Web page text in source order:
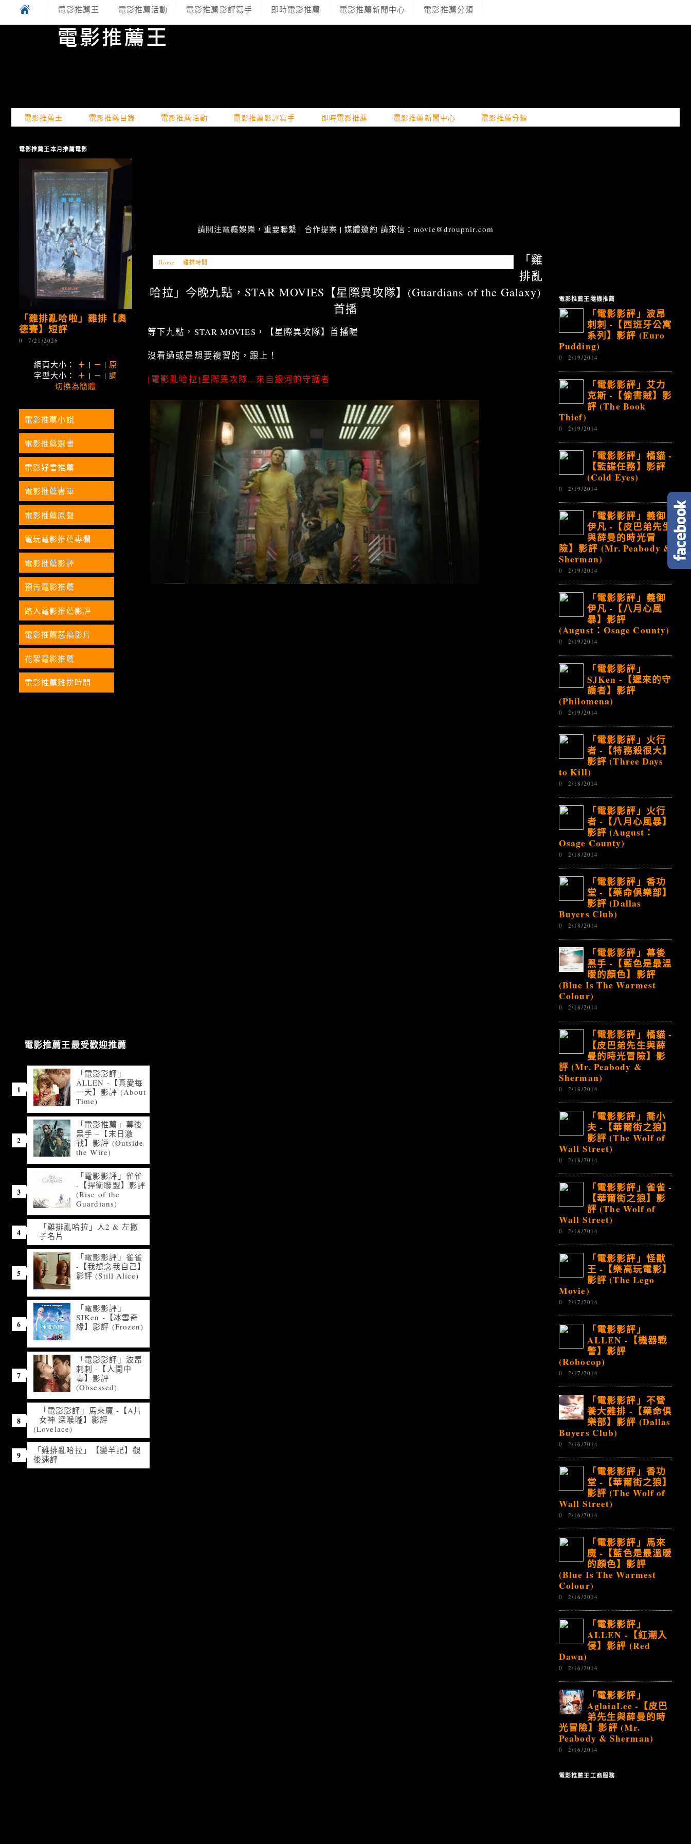
電影推薦王 電影推薦活動 電影推薦影評寫手 即時電影推薦 電影推薦新聞中心 電影推薦分類
電影推薦王 電影推薦目錄 電影推薦活動 電影推薦影評寫手 即時電影推薦 電影推薦新聞中心 電影推薦分類
請關注電癮娛樂，重要聯繫 | 合作提案 | 媒體邀約 請來信：movie@droupnir.com
Home 雞排時間
「雞
排亂
哈拉」今晚九點，STAR MOVIES【星際異攻隊】(Guardians of the Galaxy)
首播
等下九點，STAR MOVIES，【星際異攻隊】首播喔
沒看過或是想要複習的，跟上！
[電影亂哈拉]星際異攻隊...來自銀河的守護者
電影推薦王本月推薦電影
「雞排亂哈啦」雞排【奧
德賽】短評
0 7/21/2026
網頁大小： ＋ | － | 原
字型大小： ＋ | － |調
切換為簡體
電影推薦小說
電影推薦選書
電影好書推薦
電影推薦書單
電影推薦原聲
電玩電影推薦專欄
電影推薦影評
預告電影推薦
路人電影推薦影評
電影推薦惡搞影片
花絮電影推薦
電影推薦雞排時間
電影推薦王最受歡迎推薦
「電影影評」
ALLEN -【真愛每
一天】影評 (About
Time)
「電影推薦」幕後
黑手 –【末日激
戰】影評 (Outside
the Wire)
「電影影評」雀雀
-【捍衛聯盟】影評
(Rise of the
Guardians)
「雞排亂哈拉」人2 & 左撇
子名片
「電影影評」雀雀
-【我想念我自己】
影評 (Still Alice)
「電影影評」
SJKen -【冰雪奇
緣】影評 (Frozen)
「電影影評」波昂
刺刺 -【人間中
毒】影評
(Obsessed)
「電影影評」馬來魔 -【A片
女神 深喉嚨】影評
(Lovelace)
「雞排亂哈拉」【變羊記】觀
後速評
電影推薦王隨機推薦
「電影影評」波昂
刺刺 -【西班牙公寓
系列】影評 (Euro
Pudding)
0 2/19/2014
「電影影評」艾力
克斯 -【偷書賊】影
評 (The Book
Thief)
0 2/19/2014
「電影影評」橘貓 -
【監諜任務】影評
(Cold Eyes)
0 2/19/2014
「電影影評」義御
伊凡 -【皮巴弟先生
與薛曼的時光冒
險】影評 (Mr. Peabody &
Sherman)
0 2/19/2014
「電影影評」義御
伊凡 -【八月心風
暴】影評
(August：Osage County)
0 2/19/2014
「電影影評」
SJKen -【遲來的守
護者】影評
(Philomena)
0 2/19/2014
「電影影評」火行
者 -【特務殺很大】
影評 (Three Days
to Kill)
0 2/18/2014
「電影影評」火行
者 -【八月心風暴】
影評 (August：
Osage County)
0 2/18/2014
「電影影評」香功
堂 -【藥命俱樂部】
影評 (Dallas
Buyers Club)
0 2/18/2014
「電影影評」幕後
黑手 -【藍色是最溫
暖的顏色】影評
(Blue Is The Warmest
Colour)
0 2/18/2014
「電影影評」橘貓 -
【皮巴弟先生與薛
曼的時光冒險】影
評 (Mr. Peabody &
Sherman)
0 2/18/2014
「電影影評」喬小
夫 -【華爾街之狼】
影評 (The Wolf of
Wall Street)
0 2/18/2014
「電影影評」雀雀 -
【華爾街之狼】影
評 (The Wolf of
Wall Street)
0 2/18/2014
「電影影評」怪獸
王 -【樂高玩電影】
影評 (The Lego
Movie)
0 2/17/2014
「電影影評」
ALLEN -【機器戰
警】影評
(Robocop)
0 2/17/2014
「電影影評」不營
養大雞排 -【藥命俱
樂部】影評 (Dallas
Buyers Club)
0 2/16/2014
「電影影評」香功
堂 -【華爾街之狼】
影評 (The Wolf of
Wall Street)
0 2/16/2014
「電影影評」馬來
魔 -【藍色是最溫暖
的顏色】影評
(Blue Is The Warmest
Colour)
0 2/16/2014
「電影影評」
ALLEN -【紅潮入
侵】影評 (Red
Dawn)
0 2/16/2014
「電影影評」
AglaiaLee -【皮巴
弟先生與薛曼的時
光冒險】影評 (Mr.
Peabody & Sherman)
0 2/16/2014
電影推薦王工商服務